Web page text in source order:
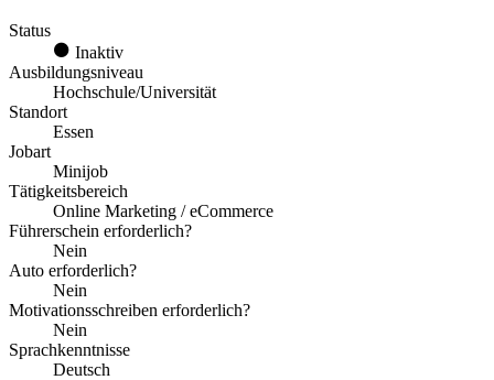
Status
Inaktiv
Ausbildungsniveau
Hochschule/Universität
Standort
Essen
Jobart
Minijob
Tätigkeitsbereich
Online Marketing / eCommerce
Führerschein erforderlich?
Nein
Auto erforderlich?
Nein
Motivationsschreiben erforderlich?
Nein
Sprachkenntnisse
Deutsch